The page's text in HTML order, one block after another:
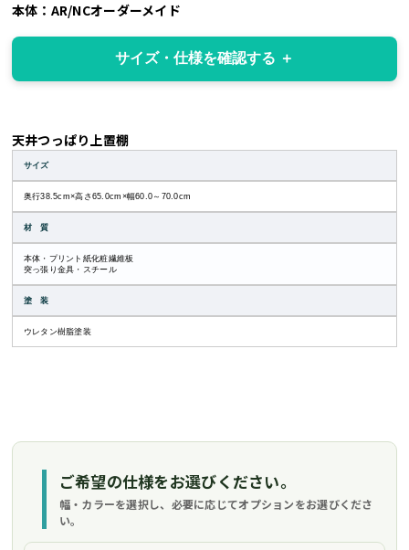
本体：AR/NCオーダーメイド
サイズ・仕様を確認する
天井つっぱり上置棚
サイズ
奥行38.5cm×高さ65.0cm×幅60.0～70.0cm
材 質
本体・プリント紙化粧繊維板
突っ張り金具・スチール
塗 装
ウレタン樹脂塗装
ご希望の仕様をお選びください。
幅・カラーを選択し、必要に応じてオプションをお選びくださ
い。